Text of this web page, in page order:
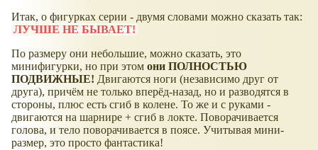
Итак, о фигурках серии - двумя словами можно сказать так:
ЛУЧШЕ НЕ БЫВАЕТ!
По размеру они небольшие, можно сказать, это
минифигурки, но при этом они ПОЛНОСТЬЮ
ПОДВИЖНЫЕ! Двигаются ноги (независимо друг от
друга), причём не только вперёд-назад, но и разводятся в
стороны, плюс есть сгиб в колене. То же и с руками -
двигаются на шарнире + сгиб в локте. Поворачивается
голова, и тело поворачивается в поясе. Учитывая мини-
размер, это просто фантастика!